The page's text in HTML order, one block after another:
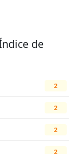
de
2
2
2
2